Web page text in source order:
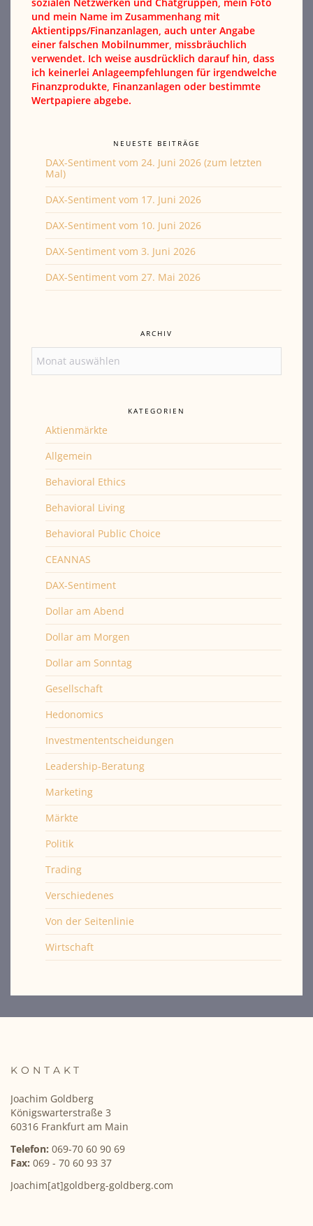
sozialen Netzwerken und Chatgruppen, mein Foto
und mein Name im Zusammenhang mit
Aktientipps/Finanzanlagen, auch unter Angabe
einer falschen Mobilnummer, missbräuchlich
verwendet. Ich weise ausdrücklich darauf hin, dass
ich keinerlei Anlageempfehlungen für irgendwelche
Finanzprodukte, Finanzanlagen oder bestimmte
Wertpapiere abgebe.
NEUESTE BEITRÄGE
DAX-Sentiment vom 24. Juni 2026 (zum letzten
Mal)
DAX-Sentiment vom 17. Juni 2026
DAX-Sentiment vom 10. Juni 2026
DAX-Sentiment vom 3. Juni 2026
DAX-Sentiment vom 27. Mai 2026
ARCHIV
KATEGORIEN
Aktienmärkte
Allgemein
Behavioral Ethics
Behavioral Living
Behavioral Public Choice
CEANNAS
DAX-Sentiment
Dollar am Abend
Dollar am Morgen
Dollar am Sonntag
Gesellschaft
Hedonomics
Investmententscheidungen
Leadership-Beratung
Marketing
Märkte
Politik
Trading
Verschiedenes
Von der Seitenlinie
Wirtschaft
KONTAKT
Joachim Goldberg
Königswarterstraße 3
60316 Frankfurt am Main
Telefon: 069-70 60 90 69
Fax: 069 - 70 60 93 37
Joachim[at]goldberg-goldberg.com